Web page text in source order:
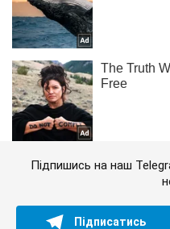
Підпишись на наш
Підписатись